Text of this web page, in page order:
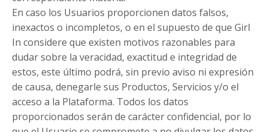
En caso los Usuarios proporcionen datos falsos,
inexactos o incompletos, o en el supuesto de que Girl
In considere que existen motivos razonables para
dudar sobre la veracidad, exactitud e integridad de
estos, este último podrá, sin previo aviso ni expresión
de causa, denegarle sus Productos, Servicios y/o el
acceso a la Plataforma. Todos los datos
proporcionados serán de carácter confidencial, por lo